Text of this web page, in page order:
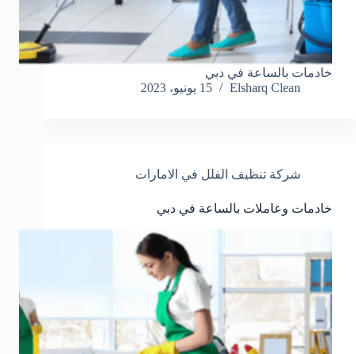
خادمات بالساعة في دبي
Elsharq Clean
15 يونيو، 2023
شركة تنظيف الفلل في الامارات
خادمات وعاملات بالساعة في دبي